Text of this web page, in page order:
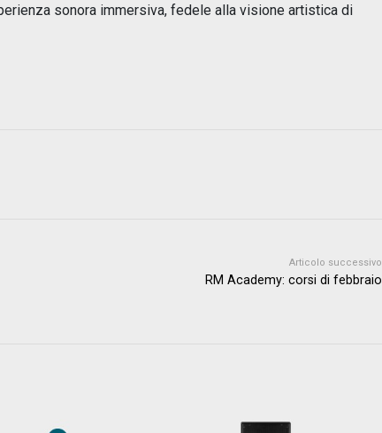
sonora immersiva, fedele alla visione artistica di
Articolo successivo
RM Academy: corsi di febbraio